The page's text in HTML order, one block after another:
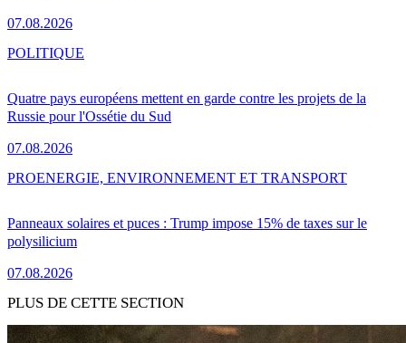
07.08.2026
Quatre pays européens mettent en garde contre les projets de la
Russie pour l'Ossétie du Sud
07.08.2026
POLITIQUE
Panneaux solaires et puces : Trump impose 15% de taxes sur le
polysilicium
07.08.2026
PROENERGIE, ENVIRONNEMENT ET TRANSPORT
PLUS DE CETTE SECTION